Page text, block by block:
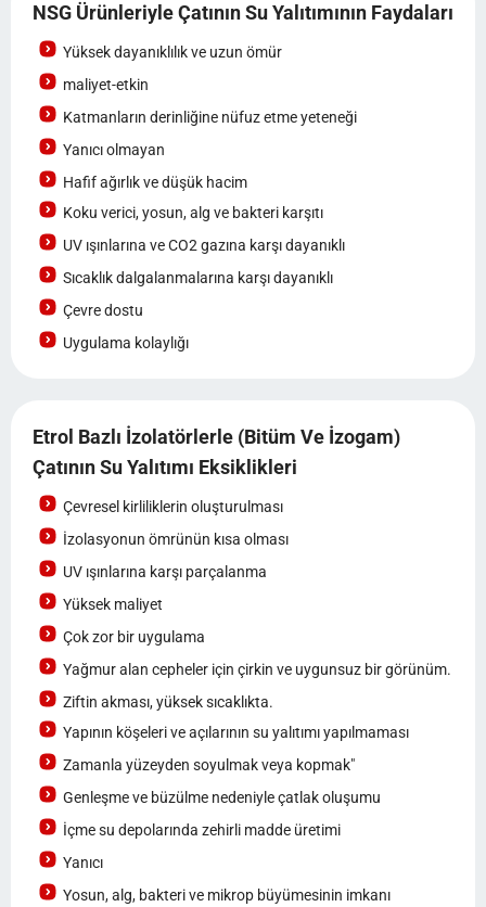
NSG Ürünleriyle Çatının Su Yalıtımının Faydaları
Yüksek dayanıklılık ve uzun ömür
maliyet-etkin
Katmanların derinliğine nüfuz etme yeteneği
Yanıcı olmayan
Hafif ağırlık ve düşük hacim
Koku verici, yosun, alg ve bakteri karşıtı
UV ışınlarına ve CO2 gazına karşı dayanıklı
Sıcaklık dalgalanmalarına karşı dayanıklı
Çevre dostu
Uygulama kolaylığı
Etrol Bazlı İzolatörlerle (bitüm Ve İzogam)
Çatının Su Yalıtımı Eksiklikleri
Çevresel kirliliklerin oluşturulması
İzolasyonun ömrünün kısa olması
UV ışınlarına karşı parçalanma
Yüksek maliyet
Çok zor bir uygulama
Yağmur alan cepheler için çirkin ve uygunsuz bir görünüm.
Ziftin akması, yüksek sıcaklıkta.
Yapının köşeleri ve açılarının su yalıtımı yapılmaması
Zamanla yüzeyden soyulmak veya kopmak"
Genleşme ve büzülme nedeniyle çatlak oluşumu
İçme su depolarında zehirli madde üretimi
Yanıcı
Yosun, alg, bakteri ve mikrop büyümesinin imkanı